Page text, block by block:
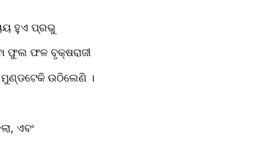
ହୁଏ ପ୍ରଭୁ
ଫୁଲ ଫଳ ବୃକ୍ଷରାଜୀ
ମୁଣ୍ଡଟେକି ଉଠିଲେଣି ।
ଏବଂ